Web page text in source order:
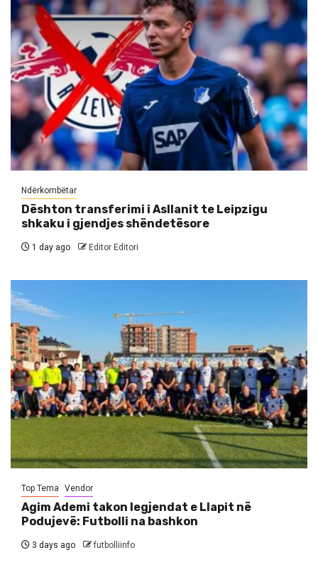
Ndërkombëtar
Dështon transferimi i Asllanit te Leipzigu
shkaku i gjendjes shëndetësore
1 day ago Editor Editori
Top Tema Vendor
Agim Ademi takon legjendat e Llapit në
Podujevë: Futbolli na bashkon
3 days ago futbolliinfo